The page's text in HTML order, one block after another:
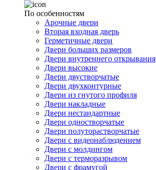
По особенностям
Арочные двери
Вторая входная дверь
Герметичные двери
Двери больших размеров
Двери внутреннего открывания
Двери высокие
Двери двустворчатые
Двери двухконтурные
Двери из гнутого профиля
Двери накладные
Двери нестандартные
Двери одностворчатые
Двери полуторастворчатые
Двери с видеонаблюдением
Двери с молдингом
Двери с терморазрывом
Двери с фрамугой